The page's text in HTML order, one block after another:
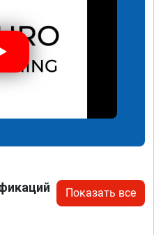
Показать все